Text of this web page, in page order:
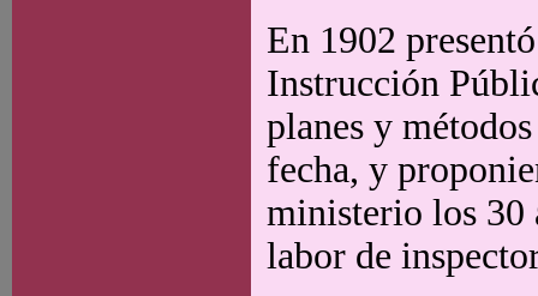
En 1902
Instrucción
planes y
fecha, y
ministerio los 30
labor de